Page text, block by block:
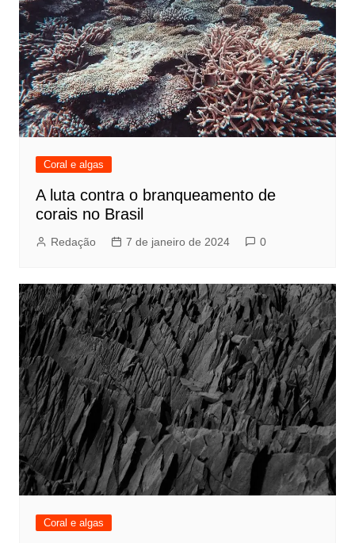
Coral e algas
A luta contra o branqueamento de
corais no Brasil
Redação 7 de janeiro de 2024 0
Coral e algas